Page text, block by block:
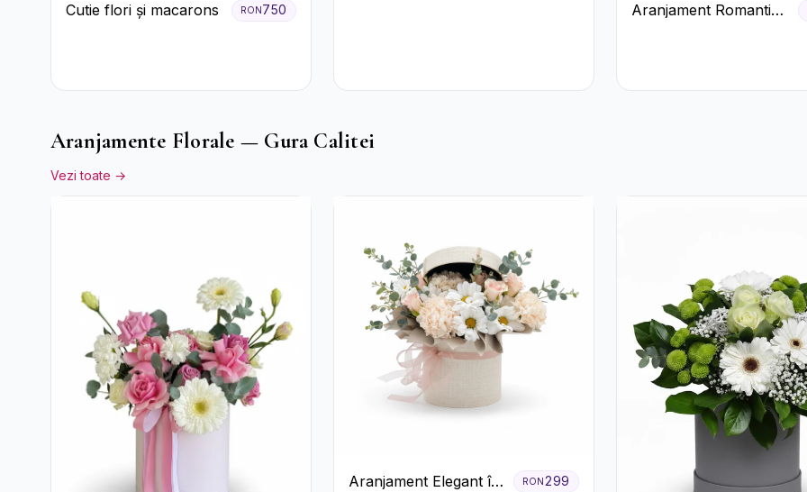
Cutie flori și macarons RON750
Aranjament Romantic
Aranjamente Florale — Gura Calitei
Vezi toate →
Aranjament Elegant în
RON299